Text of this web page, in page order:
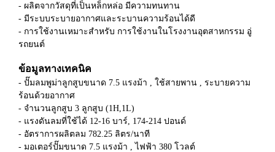
- ผลิตจากวัสดุที่เป็นหล็กหล่อ มีความทนทาน
- มีระบบระบายอากาศและระบานความร้อนได้ดี
- การใช้งานเหมาะสำหรับ การใช้งานในโรงงานอุตสาหกรรม อู่
รถยนต์
ข้อมูลทางเทคนิค
- ปั๊มลมพูม่าลูกสูบขนาด 7.5 แรงม้า , ใช้สายพาน , ระบายความ
ร้อนด้วยอากาศ
- จำนวนลูกสูบ 3 ลูกสูบ (1H,1L)
- แรงดันลมที่ใช้ได้ 12-16 บาร์, 174-214 ปอนด์
- อัตราการผลิตลม 782.25 ลิตร/นาที
- มอเตอร์ปั๊มขนาด 7.5 แรงม้า , ไฟฟ้า 380 โวลต์